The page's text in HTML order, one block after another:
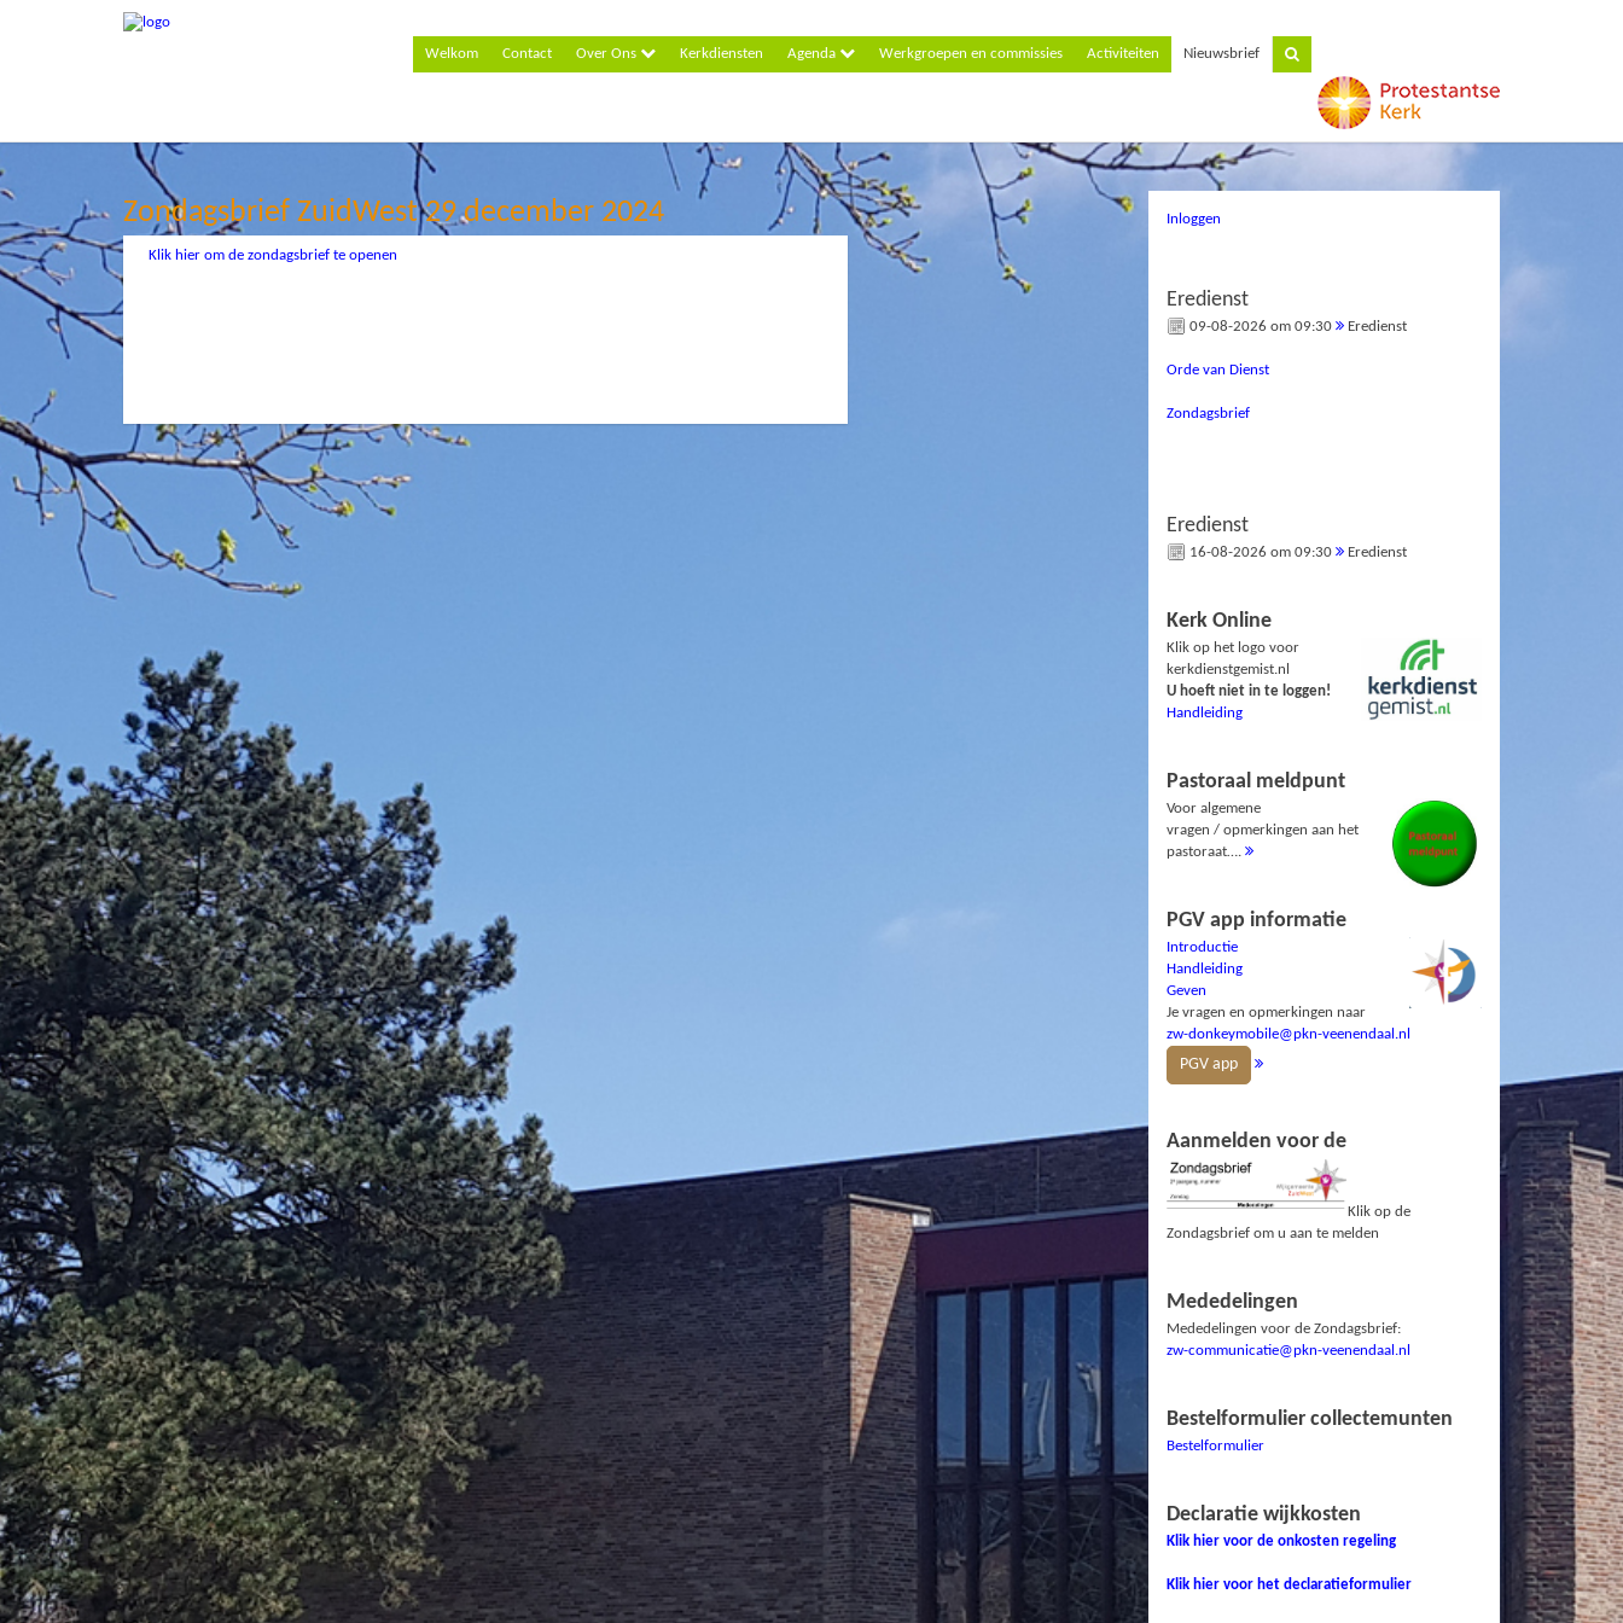
Welkom Contact Over Ons Kerkdiensten Agenda Werkgroepen en commissies Activiteiten Nieuwsbrief
Zondagsbrief ZuidWest 29 december 2024
Klik hier om de zondagsbrief te openen
Inloggen
Eredienst
09-08-2026 om 09:30 Eredienst
Orde van Dienst
Zondagsbrief
Eredienst
16-08-2026 om 09:30 Eredienst
Kerk Online
Klik op het logo voor
kerkdienstgemist.nl
U hoeft niet in te loggen!
Handleiding
Pastoraal meldpunt
Voor algemene
vragen / opmerkingen aan het
pastoraat….
PGV app informatie
Introductie
Handleiding
Geven
Je vragen en opmerkingen naar
zw-donkeymobile@pkn-veenendaal.nl
PGV app
Aanmelden voor de
Klik op de
Zondagsbrief om u aan te melden
Mededelingen
Mededelingen voor de Zondagsbrief:
zw-communicatie@pkn-veenendaal.nl
Bestelformulier collectemunten
Bestelformulier
Declaratie wijkkosten
Klik hier voor de onkosten regeling
Klik hier voor het declaratieformulier